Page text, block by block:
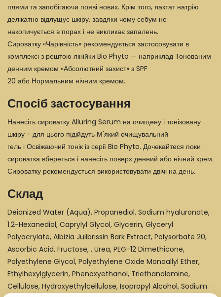
плями та запобігаючи появі нових. Крім того, лактат натрію
делікатно відлущує шкіру, завдяки чому себум не
накопичується в порах і не викликає запалень.
Сироватку «Чарівність» рекомендується застосовувати в
комплексі з рештою лінійки Bio Phyto — наприклад Тонованим
денним кремом «Абсолютний захист» з SPF
20 або Нормальним нічним кремом.
Спосіб застосування
Нанесіть сироватку Alluring Serum на очищену і тонізовану
шкіру - для цього підійдуть М'який очищувальний
гель і Освіжаючий тонік із серії Bio Phyto. Дочекайтеся поки
сироватка вбереться і нанесіть поверх денний або нічний крем.
Сироватку рекомендується використовувати двічі на день.
Склад
Deionized Water (Aqua), Propanediol, Sodium hyaluronate,
1.2-Hexanediol, Caprylyl Glycol, Glycerin, Glyceryl
Polyacrylate, Albizia Julibrissin Bark Extract, Polysorbate 20,
Ascorbic Acid, Fructose, , Urea, PEG-12 Dimethicone,
Polyethylene Glycol, Polyethylene Oxide Monoallyl Ether,
Ethylhexylglycerin, Phenoxyethanol, Triethanolamine,
Cellulose, Hydroxyethylcellulose, Isopropyl Alcohol, Sodium